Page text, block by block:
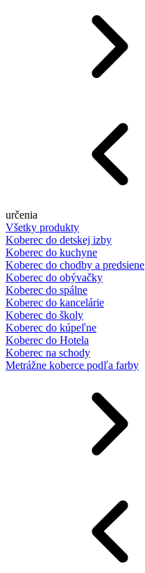
určenia
Všetky produkty
Koberec do detskej izby
Koberec do kuchyne
Koberec do chodby a predsiene
Koberec do obývačky
Koberec do spálne
Koberec do kancelárie
Koberec do školy
Koberec do kúpeľne
Koberec do Hotela
Koberec na schody
Metrážne koberce podľa farby